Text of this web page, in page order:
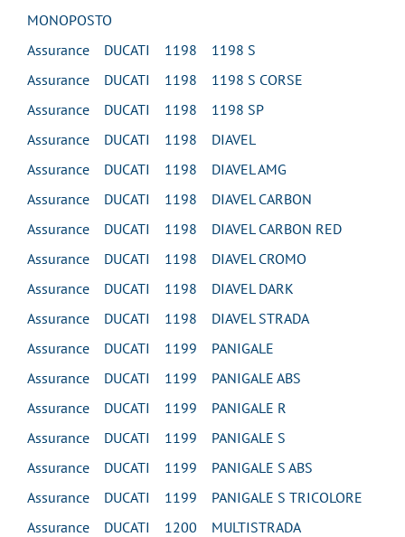
MONOPOSTO
Assurance DUCATI 1198 1198 S
Assurance DUCATI 1198 1198 S CORSE
Assurance DUCATI 1198 1198 SP
Assurance DUCATI 1198 DIAVEL
Assurance DUCATI 1198 DIAVEL AMG
Assurance DUCATI 1198 DIAVEL CARBON
Assurance DUCATI 1198 DIAVEL CARBON RED
Assurance DUCATI 1198 DIAVEL CROMO
Assurance DUCATI 1198 DIAVEL DARK
Assurance DUCATI 1198 DIAVEL STRADA
Assurance DUCATI 1199 PANIGALE
Assurance DUCATI 1199 PANIGALE ABS
Assurance DUCATI 1199 PANIGALE R
Assurance DUCATI 1199 PANIGALE S
Assurance DUCATI 1199 PANIGALE S ABS
Assurance DUCATI 1199 PANIGALE S TRICOLORE
Assurance DUCATI 1200 MULTISTRADA